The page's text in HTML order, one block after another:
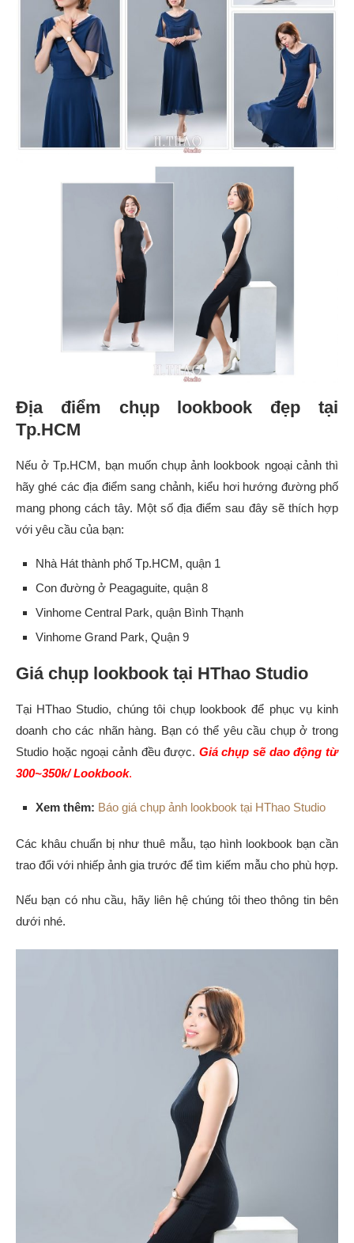
Địa điểm chụp lookbook đẹp tại
Tp.HCM
Nếu ở Tp.HCM, bạn muốn chụp ảnh lookbook ngoại cảnh thì
hãy ghé các địa điểm sang chảnh, kiểu hơi hướng đường phố
mang phong cách tây. Một số địa điểm sau đây sẽ thích hợp
với yêu cầu của bạn:
Nhà Hát thành phố Tp.HCM, quận 1
Con đường ở Peagaguite, quận 8
Vinhome Central Park, quận Bình Thạnh
Vinhome Grand Park, Quận 9
Giá chụp lookbook tại HThao Studio
Tại HThao Studio, chúng tôi chụp lookbook để phục vụ kinh
doanh cho các nhãn hàng. Bạn có thể yêu cầu chụp ở trong
Studio hoặc ngoại cảnh đều được. Giá chụp sẽ dao động từ
300~350k/ Lookbook.
Xem thêm: Báo giá chụp ảnh lookbook tại HThao Studio
Các khâu chuẩn bị như thuê mẫu, tạo hình lookbook bạn cần
trao đổi với nhiếp ảnh gia trước để tìm kiếm mẫu cho phù hợp.
Nếu bạn có nhu cầu, hãy liên hệ chúng tôi theo thông tin bên
dưới nhé.